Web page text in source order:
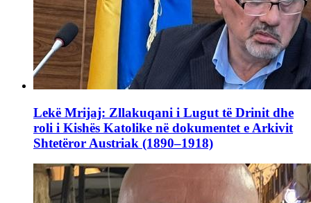
Lekë Mrijaj: Zllakuqani i Lugut të Drinit dhe
roli i Kishës Katolike në dokumentet e Arkivit
Shtetëror Austriak (1890–1918)